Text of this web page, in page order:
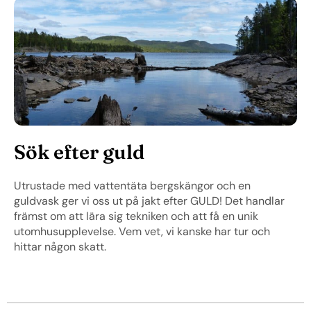
Sök efter guld
Utrustade med vattentäta bergskängor och en
guldvask ger vi oss ut på jakt efter GULD! Det handlar
främst om att lära sig tekniken och att få en unik
utomhusupplevelse. Vem vet, vi kanske har tur och
hittar någon skatt.